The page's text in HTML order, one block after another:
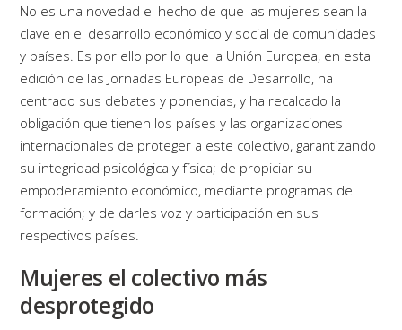
No es una novedad el hecho de que las mujeres sean la
clave en el desarrollo económico y social de comunidades
y países. Es por ello por lo que la Unión Europea, en esta
edición de las Jornadas Europeas de Desarrollo, ha
centrado sus debates y ponencias, y ha recalcado la
obligación que tienen los países y las organizaciones
internacionales de proteger a este colectivo, garantizando
su integridad psicológica y física; de propiciar su
empoderamiento económico, mediante programas de
formación; y de darles voz y participación en sus
respectivos países.
Mujeres el colectivo más
desprotegido